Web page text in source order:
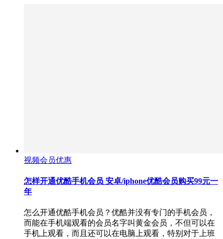
视频会员优惠
怎样开通优酷手机会员 安卓/iphone优酷会员购买99元一
年
怎么开通优酷手机会员？优酷并没有专门的手机会员，
而能在手机端观看的会员名字叫黄金会员，不但可以在
手机上观看，而且还可以在电脑上观看，特别对于上班